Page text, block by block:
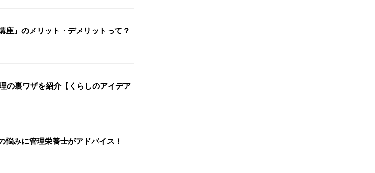
座」のメリット・デメリットって？
裏ワザを紹介【くらしのアイデア
悩みに管理栄養士がアドバイス！